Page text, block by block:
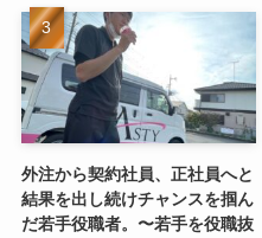
外注から契約社員、正社員へと
結果を出し続けチャンスを掴ん
だ若手役職者。〜若手を役職抜